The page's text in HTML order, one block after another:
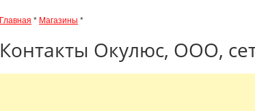
Главная * Магазины *
Контакты Окулюс, ООО,